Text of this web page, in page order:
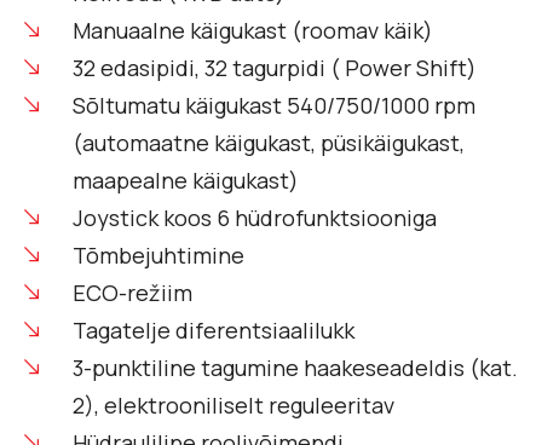
Manuaalne käigukast (roomav käik)
32 edasipidi, 32 tagurpidi ( Power Shift)
Sõltumatu käigukast 540/750/1000 rpm
(automaatne käigukast, püsikäigukast,
maapealne käigukast)
Joystick koos 6 hüdrofunktsiooniga
Tõmbejuhtimine
ECO-režiim
Tagatelje diferentsiaalilukk
3-punktiline tagumine haakeseadeldis (kat.
2), elektrooniliselt reguleeritav